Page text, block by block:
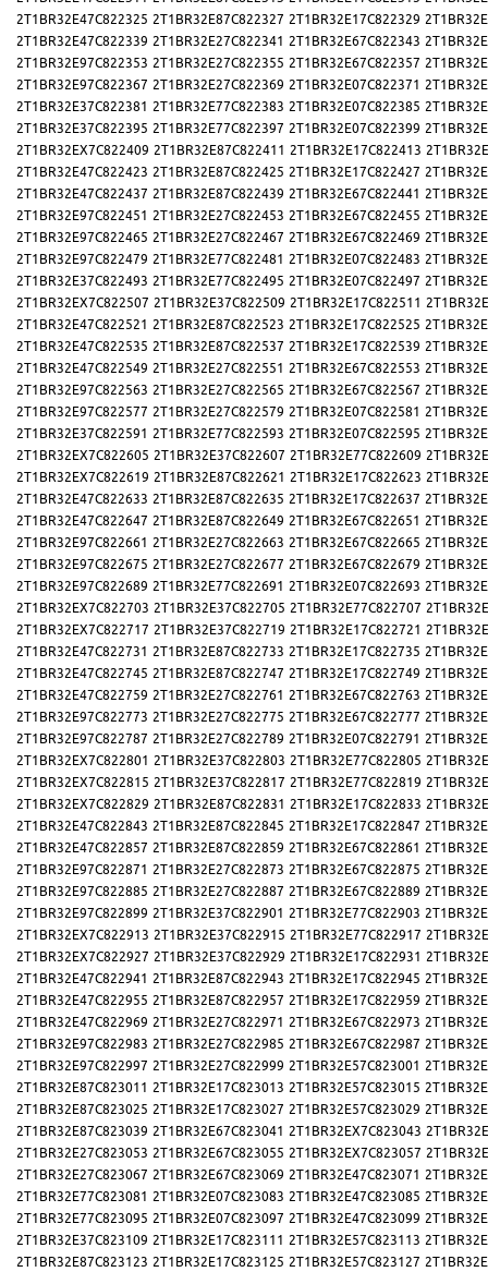
2T1BR32E47C822325 2T1BR32E87C822327 2T1BR32E17C822329
2T1BR32E47C822339 2T1BR32E27C822341 2T1BR32E67C822343
2T1BR32E97C822353 2T1BR32E27C822355 2T1BR32E67C822357
2T1BR32E97C822367 2T1BR32E27C822369 2T1BR32E07C822371
2T1BR32E37C822381 2T1BR32E77C822383 2T1BR32E07C822385
2T1BR32E37C822395 2T1BR32E77C822397 2T1BR32E07C822399
2T1BR32EX7C822409 2T1BR32E87C822411 2T1BR32E17C822413
2T1BR32E47C822423 2T1BR32E87C822425 2T1BR32E17C822427
2T1BR32E47C822437 2T1BR32E87C822439 2T1BR32E67C822441
2T1BR32E97C822451 2T1BR32E27C822453 2T1BR32E67C822455
2T1BR32E97C822465 2T1BR32E27C822467 2T1BR32E67C822469
2T1BR32E97C822479 2T1BR32E77C822481 2T1BR32E07C822483
2T1BR32E37C822493 2T1BR32E77C822495 2T1BR32E07C822497
2T1BR32EX7C822507 2T1BR32E37C822509 2T1BR32E17C822511
2T1BR32E47C822521 2T1BR32E87C822523 2T1BR32E17C822525
2T1BR32E47C822535 2T1BR32E87C822537 2T1BR32E17C822539
2T1BR32E47C822549 2T1BR32E27C822551 2T1BR32E67C822553
2T1BR32E97C822563 2T1BR32E27C822565 2T1BR32E67C822567
2T1BR32E97C822577 2T1BR32E27C822579 2T1BR32E07C822581
2T1BR32E37C822591 2T1BR32E77C822593 2T1BR32E07C822595
2T1BR32EX7C822605 2T1BR32E37C822607 2T1BR32E77C822609
2T1BR32EX7C822619 2T1BR32E87C822621 2T1BR32E17C822623
2T1BR32E47C822633 2T1BR32E87C822635 2T1BR32E17C822637
2T1BR32E47C822647 2T1BR32E87C822649 2T1BR32E67C822651
2T1BR32E97C822661 2T1BR32E27C822663 2T1BR32E67C822665
2T1BR32E97C822675 2T1BR32E27C822677 2T1BR32E67C822679
2T1BR32E97C822689 2T1BR32E77C822691 2T1BR32E07C822693
2T1BR32EX7C822703 2T1BR32E37C822705 2T1BR32E77C822707
2T1BR32EX7C822717 2T1BR32E37C822719 2T1BR32E17C822721
2T1BR32E47C822731 2T1BR32E87C822733 2T1BR32E17C822735
2T1BR32E47C822745 2T1BR32E87C822747 2T1BR32E17C822749
2T1BR32E47C822759 2T1BR32E27C822761 2T1BR32E67C822763
2T1BR32E97C822773 2T1BR32E27C822775 2T1BR32E67C822777
2T1BR32E97C822787 2T1BR32E27C822789 2T1BR32E07C822791
2T1BR32EX7C822801 2T1BR32E37C822803 2T1BR32E77C822805
2T1BR32EX7C822815 2T1BR32E37C822817 2T1BR32E77C822819
2T1BR32EX7C822829 2T1BR32E87C822831 2T1BR32E17C822833
2T1BR32E47C822843 2T1BR32E87C822845 2T1BR32E17C822847
2T1BR32E47C822857 2T1BR32E87C822859 2T1BR32E67C822861
2T1BR32E97C822871 2T1BR32E27C822873 2T1BR32E67C822875
2T1BR32E97C822885 2T1BR32E27C822887 2T1BR32E67C822889
2T1BR32E97C822899 2T1BR32E37C822901 2T1BR32E77C822903
2T1BR32EX7C822913 2T1BR32E37C822915 2T1BR32E77C822917
2T1BR32EX7C822927 2T1BR32E37C822929 2T1BR32E17C822931
2T1BR32E47C822941 2T1BR32E87C822943 2T1BR32E17C822945
2T1BR32E47C822955 2T1BR32E87C822957 2T1BR32E17C822959
2T1BR32E47C822969 2T1BR32E27C822971 2T1BR32E67C822973
2T1BR32E97C822983 2T1BR32E27C822985 2T1BR32E67C822987
2T1BR32E97C822997 2T1BR32E27C822999 2T1BR32E57C823001
2T1BR32E87C823011 2T1BR32E17C823013 2T1BR32E57C823015
2T1BR32E87C823025 2T1BR32E17C823027 2T1BR32E57C823029
2T1BR32E87C823039 2T1BR32E67C823041 2T1BR32EX7C823043
2T1BR32E27C823053 2T1BR32E67C823055 2T1BR32EX7C823057
2T1BR32E27C823067 2T1BR32E67C823069 2T1BR32E47C823071
2T1BR32E77C823081 2T1BR32E07C823083 2T1BR32E47C823085
2T1BR32E77C823095 2T1BR32E07C823097 2T1BR32E47C823099
2T1BR32E37C823109 2T1BR32E17C823111 2T1BR32E57C823113
2T1BR32E87C823123 2T1BR32E17C823125 2T1BR32E57C823127